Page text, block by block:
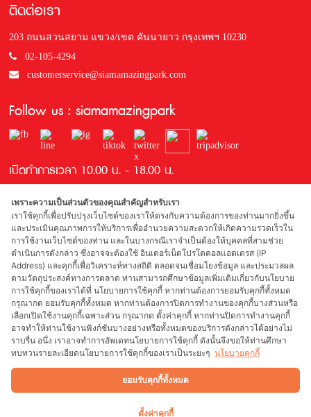
ติดต่อเรา
203 ถนนสวนสยาม แขวง/เขต คันนายาว กรุงเทพฯ 10230
02-105-4294
customerservice@siamamazingpark.com
Follow us : siamamazingpark
เปิดทำการเวลา 10.00 น. - 18.00 น.
รางวัลที่ได้รับ
ผู้สนับสนุน
designed by Spikebrand. Web developed by
เพราะความเป็นส่วนตัวของคุณสำคัญสำหรับเรา
เราใช้คุกกี้เพื่อปรับปรุงเว็บไซต์ของเราให้ตรงกับความต้องการของท่านมากยิ่งขึ้น
และประเมินคุณภาพการให้บริการเพื่ออำนวยความสะดวกให้เกิดความรวดเร็วใน
การใช้งานเว็บไซต์ของท่าน และในบางกรณีเราจำเป็นต้องให้บุคคลที่สามช่วย
ดำเนินการดังกล่าว ซึ่งอาจจะต้องใช้ อินเตอร์เน็ตโปรโตคอลแอดเดรส (IP
Address) และคุกกี้เพื่อวิเคราะห์ทางสถิติ ตลอดจนเชื่อมโยงข้อมูล และประมวลผล
ตามวัตถุประสงค์ทางการตลาด ท่านสามารถศึกษาข้อมูลเพิ่มเติมเกี่ยวกับนโยบาย
การใช้คุกกี้ของเราได้ที่ นโยบายการใช้คุกกี้ หากท่านต้องการยอมรับคุกกี้ทั้งหมด
กรุณากด ยอมรับคุกกี้ทั้งหมด หากท่านต้องการปิดการทำงานของคุกกี้บางส่วนหรือ
เลือกเปิดใช้งานคุกกี้เฉพาะส่วน กรุณากด ตั้งค่าคุกกี้ หากท่านปิดการทำงานคุกกี้
อาจทำให้ท่านใช้งานฟังก์ชันบางอย่างหรือทั้งหมดของบริการดังกล่าวได้อย่างไม่
ราบรื่น อนึ่ง เราอาจทำการอัพเดทนโยบายการใช้คุกกี้ ดังนั้นจึงขอให้ท่านศึกษา
ทบทวนรายละเอียดนโยบายการใช้คุกกี้ของเราเป็นระยะๆ นโยบายคุกกี้
ยอมรับคุกกี้ทั้งหมด
ตั้งค่าคุกกี้